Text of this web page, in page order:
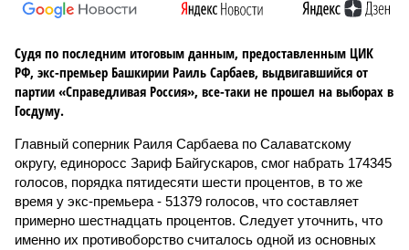
Судя по последним итоговым данным, предоставленным ЦИК
РФ, экс-премьер Башкирии Раиль Сарбаев, выдвигавшийся от
партии «Справедливая Россия», все-таки не прошел на выборах в
Госдуму.
Главный соперник Раиля Сарбаева по Салаватскому
округу, единоросс Зариф Байгускаров, смог набрать 174345
голосов, порядка пятидесяти шести процентов, в то же
время у экс-премьера - 51379 голосов, что составляет
примерно шестнадцать процентов. Следует уточнить, что
именно их противоборство считалось одной из основных